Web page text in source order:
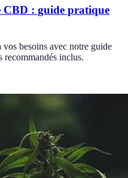
CBD : guide pratique
besoins avec notre guide
recommandés inclus.